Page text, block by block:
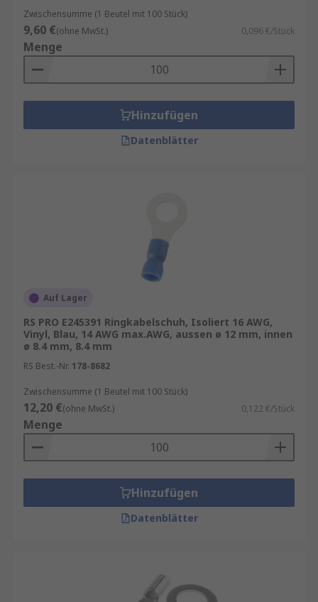
Zwischensumme (1 Beutel mit 100 Stück)
9,60 €(ohne MwSt.) 0,096 €/Stück
Menge
Hinzufügen
Datenblätter
Auf Lager
RS PRO E245391 Ringkabelschuh, Isoliert 16 AWG,
Vinyl, Blau, 14 AWG max.AWG, aussen ø 12 mm, innen
ø 8.4 mm, 8.4 mm
RS Best.-Nr. 178-8682
Zwischensumme (1 Beutel mit 100 Stück)
12,20 €(ohne MwSt.) 0,122 €/Stück
Menge
Hinzufügen
Datenblätter